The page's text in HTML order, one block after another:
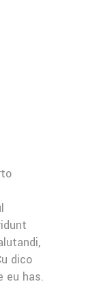
dico
eu has.